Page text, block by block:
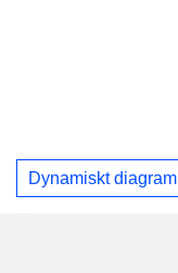
Dynamiskt diagram